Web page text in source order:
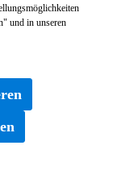
und in unseren